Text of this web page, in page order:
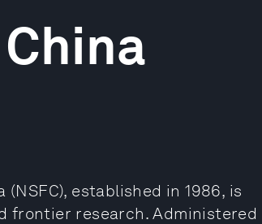
established in 1986, is
frontier research. Administered